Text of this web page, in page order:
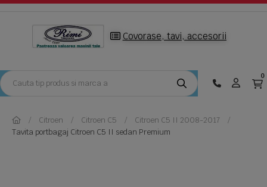
Covorase, tavi, accesorii
0
Citroen Citroen C5
Citroen C5 II 2008-2017
Tavita portbagaj Citroen C5 II sedan Premium